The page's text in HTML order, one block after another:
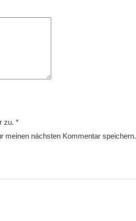
zu. *
meinen nächsten Kommentar speichern.